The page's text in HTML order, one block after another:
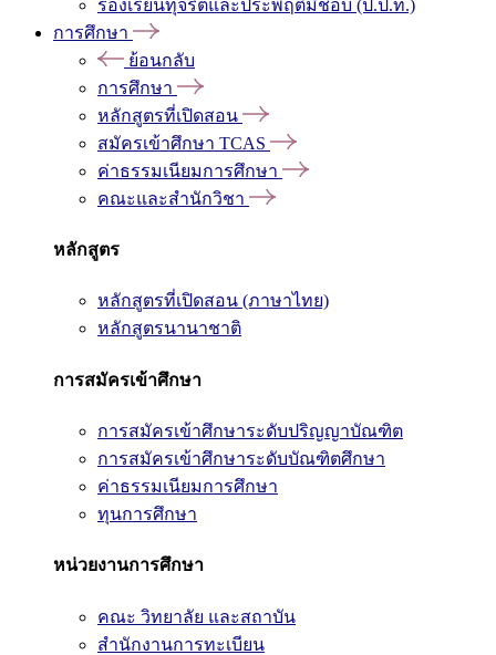
ร้องเรียนทุจริตและประพฤติมิชอบ (ป.ป.ท.)
การศึกษา
ย้อนกลับ
การศึกษา
หลักสูตรที่เปิดสอน
สมัครเข้าศึกษา TCAS
ค่าธรรมเนียมการศึกษา
คณะและสำนักวิชา
หลักสูตร
หลักสูตรที่เปิดสอน (ภาษาไทย)
หลักสูตรนานาชาติ
การสมัครเข้าศึกษา
การสมัครเข้าศึกษาระดับปริญญาบัณฑิต
การสมัครเข้าศึกษาระดับบัณฑิตศึกษา
ค่าธรรมเนียมการศึกษา
ทุนการศึกษา
หน่วยงานการศึกษา
คณะ วิทยาลัย และสถาบัน
สำนักงานการทะเบียน